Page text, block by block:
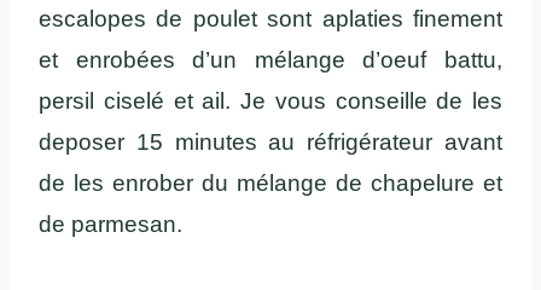
escalopes de poulet sont aplaties finement
et enrobées d’un mélange d’oeuf battu,
persil ciselé et ail. Je vous conseille de les
deposer 15 minutes au réfrigérateur avant
de les enrober du mélange de chapelure et
de parmesan.